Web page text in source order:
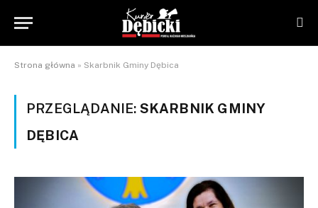
Strona główna » Skarbnik Gminy Dębica
PRZEGLĄDANIE: SKARBNIK GMINY
DĘBICA